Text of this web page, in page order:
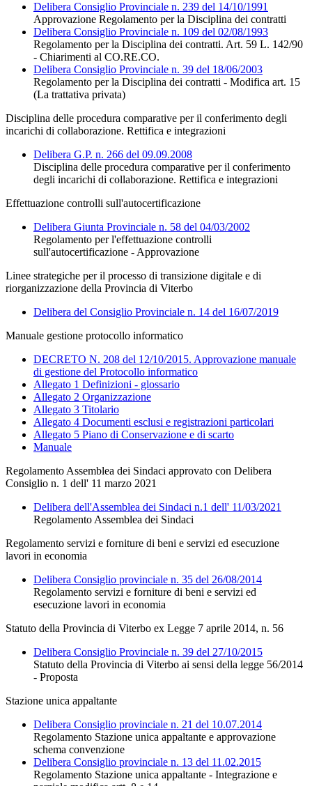
Delibera Consiglio Provinciale n. 239 del 14/10/1991
Approvazione Regolamento per la Disciplina dei contratti
Delibera Consiglio Provinciale n. 109 del 02/08/1993
Regolamento per la Disciplina dei contratti. Art. 59 L. 142/90
- Chiarimenti al CO.RE.CO.
Delibera Consiglio Provinciale n. 39 del 18/06/2003
Regolamento per la Disciplina dei contratti - Modifica art. 15
(La trattativa privata)
Disciplina delle procedura comparative per il conferimento degli
incarichi di collaborazione. Rettifica e integrazioni
Delibera G.P. n. 266 del 09.09.2008
Disciplina delle procedura comparative per il conferimento
degli incarichi di collaborazione. Rettifica e integrazioni
Effettuazione controlli sull'autocertificazione
Delibera Giunta Provinciale n. 58 del 04/03/2002
Regolamento per l'effettuazione controlli
sull'autocertificazione - Approvazione
Linee strategiche per il processo di transizione digitale e di
riorganizzazione della Provincia di Viterbo
Delibera del Consiglio Provinciale n. 14 del 16/07/2019
Manuale gestione protocollo informatico
DECRETO N. 208 del 12/10/2015. Approvazione manuale
di gestione del Protocollo informatico
Allegato 1 Definizioni - glossario
Allegato 2 Organizzazione
Allegato 3 Titolario
Allegato 4 Documenti esclusi e registrazioni particolari
Allegato 5 Piano di Conservazione e di scarto
Manuale
Regolamento Assemblea dei Sindaci approvato con Delibera
Consiglio n. 1 dell' 11 marzo 2021
Delibera dell'Assemblea dei Sindaci n.1 dell' 11/03/2021
Regolamento Assemblea dei Sindaci
Regolamento servizi e forniture di beni e servizi ed esecuzione
lavori in economia
Delibera Consiglio provinciale n. 35 del 26/08/2014
Regolamento servizi e forniture di beni e servizi ed
esecuzione lavori in economia
Statuto della Provincia di Viterbo ex Legge 7 aprile 2014, n. 56
Delibera Consiglio Provinciale n. 39 del 27/10/2015
Statuto della Provincia di Viterbo ai sensi della legge 56/2014
- Proposta
Stazione unica appaltante
Delibera Consiglio provinciale n. 21 del 10.07.2014
Regolamento Stazione unica appaltante e approvazione
schema convenzione
Delibera Consiglio provinciale n. 13 del 11.02.2015
Regolamento Stazione unica appaltante - Integrazione e